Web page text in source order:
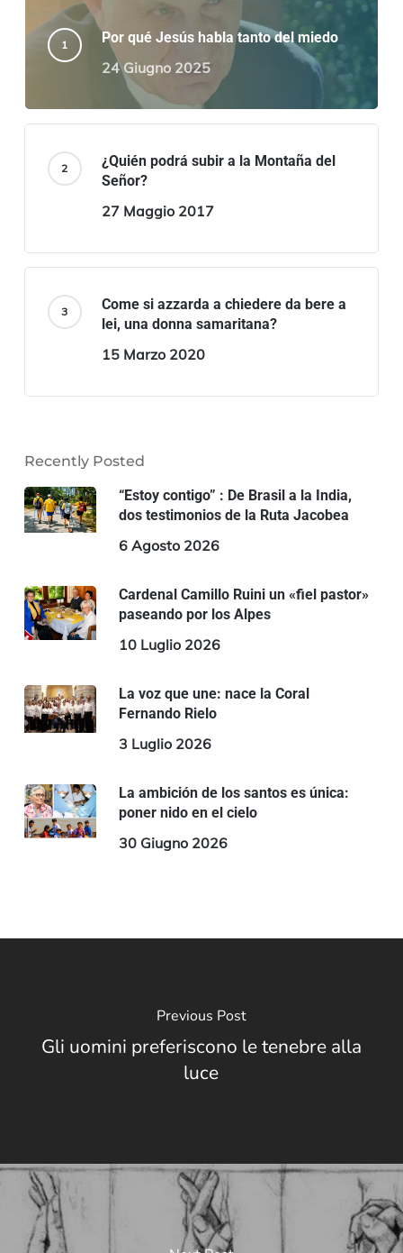
Por qué Jesús habla tanto del miedo
24 Giugno 2025
¿Quién podrá subir a la Montaña del
Señor?
27 Maggio 2017
Come si azzarda a chiedere da bere a
lei, una donna samaritana?
15 Marzo 2020
Recently Posted
“Estoy contigo” : De Brasil a la India,
dos testimonios de la Ruta Jacobea
6 Agosto 2026
Cardenal Camillo Ruini un «fiel pastor»
paseando por los Alpes
10 Luglio 2026
La voz que une: nace la Coral
Fernando Rielo
3 Luglio 2026
La ambición de los santos es única:
poner nido en el cielo
30 Giugno 2026
Previous Post
Gli uomini preferiscono le tenebre alla
luce